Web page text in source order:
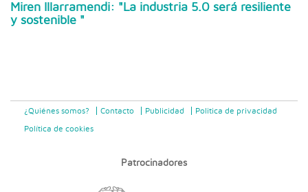
Miren Illarramendi: "La industria 5.0 será resiliente
y sostenible "
¿Quiénes somos? Contacto Publicidad Politica de privacidad
Política de cookies
Patrocinadores